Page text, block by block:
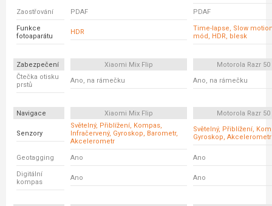
Zaostřování PDAF PDAF
Funkce
fotoaparátu
HDR
Time-lapse, Slow
mód, HDR, blesk
Zabezpečení Xiaomi Mix Flip
Motorola Razr 50
Čtečka otisku
prstů
Ano, na rámečku Ano, na rámečku
Navigace Xiaomi Mix Flip Motorola Razr 50
Senzory
Světelný, Přiblížení, Kompas,
Infračervený, Gyroskop, Barometr,
Akcelerometr
Světelný, Přiblížení,
Gyroskop, Akcelerometr
Geotagging Ano Ano
Digitální
kompas
Ano Ano